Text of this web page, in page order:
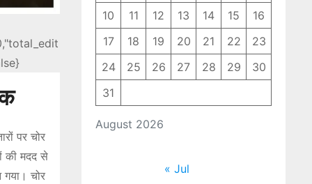
पर चोर
की मदद से
चोर
August 2026
10
11 12 13 14 15
16
17
18 19 20 21 22
23
24
25 26 27 28 29
30
31
« Jul